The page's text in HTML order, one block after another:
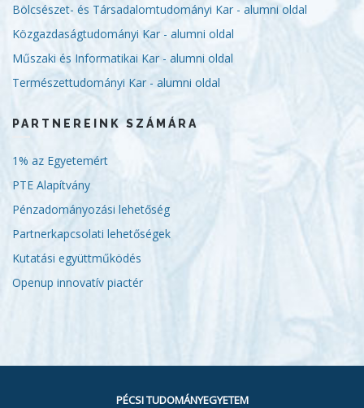
Bölcsészet- és Társadalomtudományi Kar - alumni oldal
Közgazdaságtudományi Kar - alumni oldal
Műszaki és Informatikai Kar - alumni oldal
Természettudományi Kar - alumni oldal
PARTNEREINK SZÁMÁRA
1% az Egyetemért
PTE Alapítvány
Pénzadományozási lehetőség
Partnerkapcsolati lehetőségek
Kutatási együttműködés
Openup innovatív piactér
PÉCSI TUDOMÁNYEGYETEM